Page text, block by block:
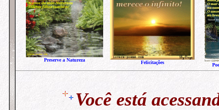
Preserve a Natureza Felicitações
Você está